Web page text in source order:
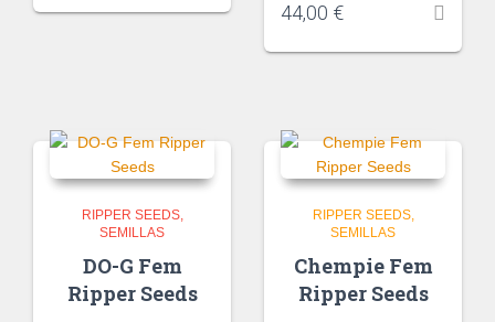
44,00 €
RIPPER SEEDS
SEMILLAS
DO-G Fem
Ripper Seeds
RIPPER SEEDS
SEMILLAS
Chempie Fem
Ripper Seeds